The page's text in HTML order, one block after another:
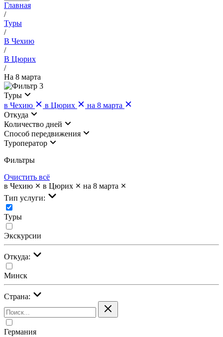
Главная
/
Туры
/
В Чехию
/
В Цюрих
/
На 8 марта
3
Туры
в Чехию
в Цюрих
на 8 марта
Откуда
Количество дней
Cпособ передвижения
Туроператор
Фильтры
Очистить всё
в Чехию
в Цюрих
на 8 марта
Тип услуги:
Туры
Экскурсии
Откуда:
Минск
Страна:
Германия